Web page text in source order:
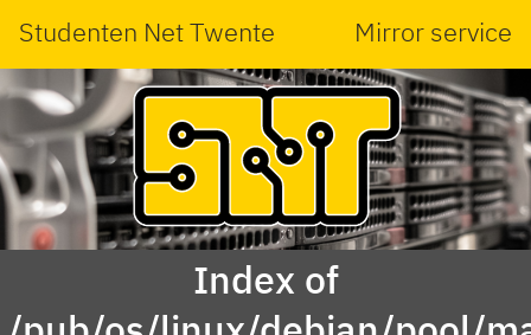
Studenten Net Twente Mirror service
Index of